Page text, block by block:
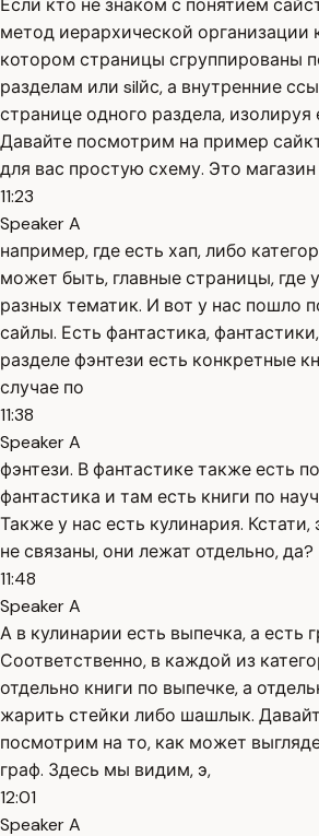
Если кто не знаком с понятием
метод иерархической организации
котором страницы сгруппированы
разделам или silйс, а внутренние
странице одного раздела, изолируя
Давайте посмотрим на пример
для вас простую схему. Это магазин
11:23
Speaker A
например, где есть хап, либо
может быть, главные страницы, где
разных тематик. И вот у нас пошло
сайлы. Есть фантастика,
разделе фэнтези есть конкретные
случае по
11:38
Speaker A
фэнтези. В фантастике также есть
фантастика и там есть книги по
Также у нас есть кулинария. Кстати,
не связаны, они лежат отдельно, да?
11:48
Speaker A
А в кулинарии есть выпечка, а есть
Соответственно, в каждой из
отдельно книги по выпечке, а
жарить стейки либо шашлык.
посмотрим на то, как может
граф. Здесь мы видим, э,
12:01
Speaker A